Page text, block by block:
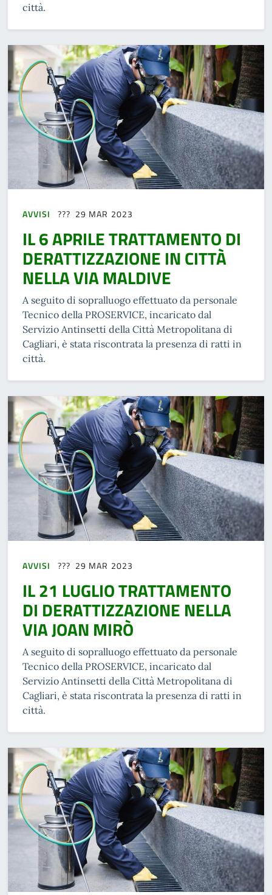
città.
AVVISI 29 MAR 2023
IL 6 APRILE TRATTAMENTO DI
DERATTIZZAZIONE IN CITTÀ
NELLA VIA MALDIVE
A seguito di sopralluogo effettuato da personale
Tecnico della PROSERVICE, incaricato dal
Servizio Antinsetti della Città Metropolitana di
Cagliari, è stata riscontrata la presenza di ratti in
città.
AVVISI 29 MAR 2023
IL 21 LUGLIO TRATTAMENTO
DI DERATTIZZAZIONE NELLA
VIA JOAN MIRÒ
A seguito di sopralluogo effettuato da personale
Tecnico della PROSERVICE, incaricato dal
Servizio Antinsetti della Città Metropolitana di
Cagliari, è stata riscontrata la presenza di ratti in
città.